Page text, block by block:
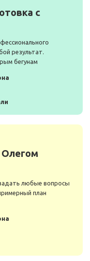
с
результат.
бегунам
Олегом
любые вопросы
план